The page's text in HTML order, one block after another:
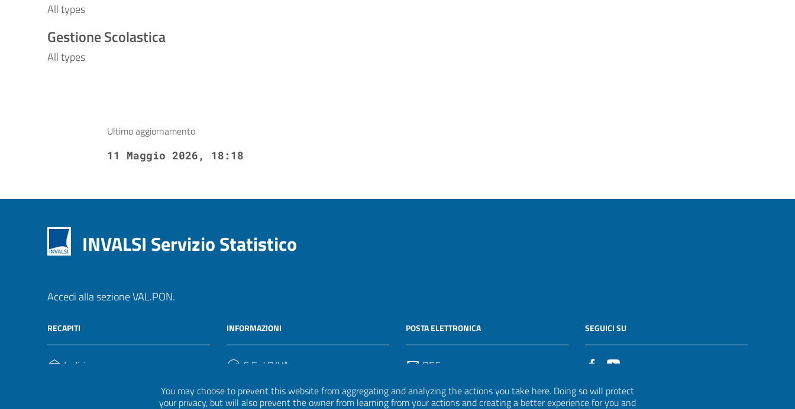
You may choose to prevent this website from aggregating and analyzing the actions you take here. Doing so will protect
your privacy, but will also prevent the owner from learning from your actions and creating a better experience for you and
All types
Gestione Scolastica
All types
Ultimo aggiornamento
11 Maggio 2026, 18:18
INVALSI Servizio Statistico
Accedi alla sezione VAL.PON.
RECAPITI
Indirizzo
INFORMAZIONI
C.F. / P.IVA
POSTA ELETTRONICA
PEC
SEGUICI SU